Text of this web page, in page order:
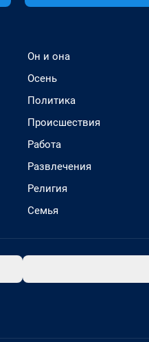
Он и она
Осень
Политика
Происшествия
Работа
Развлечения
Религия
Семья